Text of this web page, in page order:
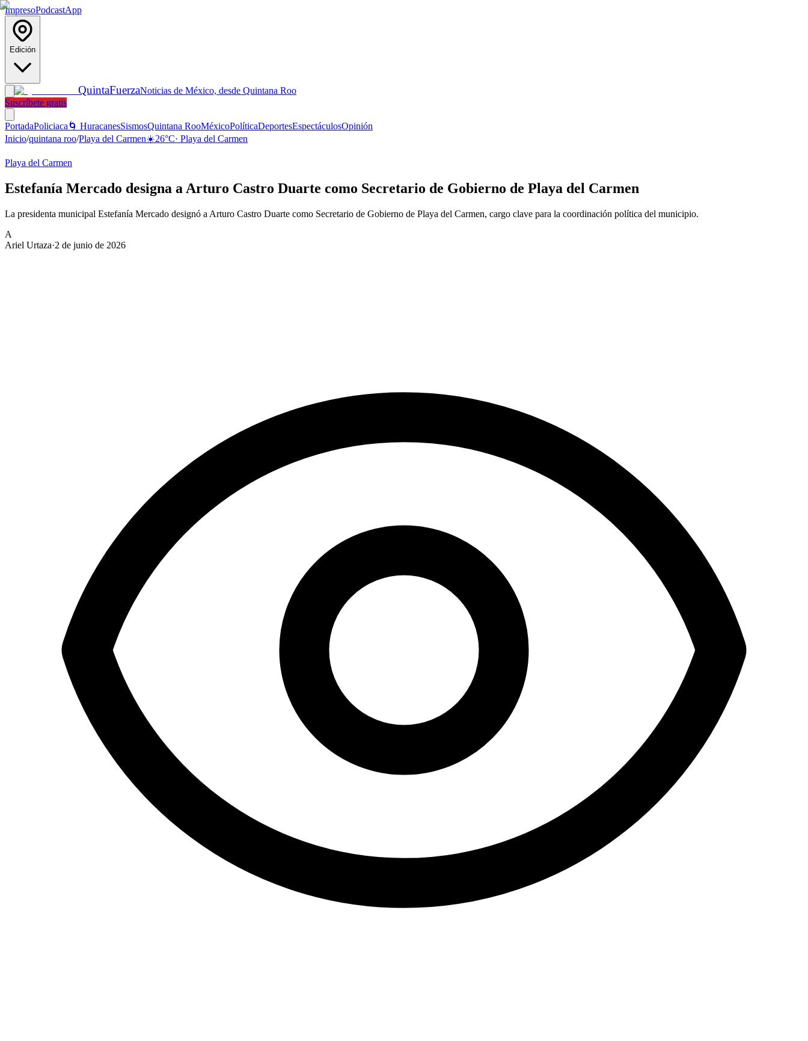
ImpresoPodcastApp
Edición
QuintaFuerzaNoticias de México, desde Quintana Roo
Suscríbete gratis
PortadaPoliciaca 🌀 HuracanesSismosQuintana RooMéxicoPolíticaDeportesEspectáculosOpinión
Inicio/quintana roo/Playa del Carmen☀️26°C· Playa del Carmen
Playa del Carmen
Estefanía Mercado designa a Arturo Castro Duarte como Secretario de Gobierno de Playa del Carmen
La presidenta municipal Estefanía Mercado designó a Arturo Castro Duarte como Secretario de Gobierno de Playa del Carmen, cargo clave para la coordinación política del municipio.
A
Ariel Urtaza·2 de junio de 2026